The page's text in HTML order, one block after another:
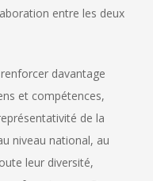
entre les deux
davantage
et compétences,
de la
niveau national, au
leur diversité,